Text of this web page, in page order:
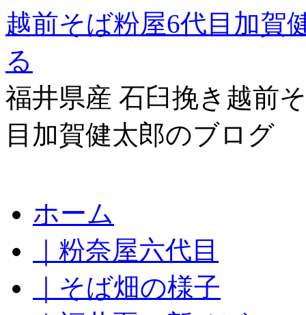
越前そば粉屋6代目加賀
る
福井県産 石臼挽き越前
目加賀健太郎のブログ
ン
ツ
ス
ホーム
｜粉奈屋六代目
｜そば畑の様子